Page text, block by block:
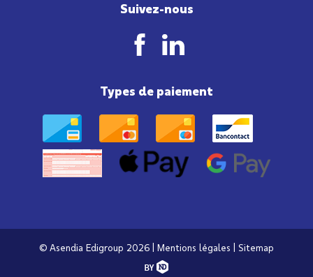
Suivez-nous
Types de paiement
© Asendia Edigroup 2026 | Mentions légales Sitemap